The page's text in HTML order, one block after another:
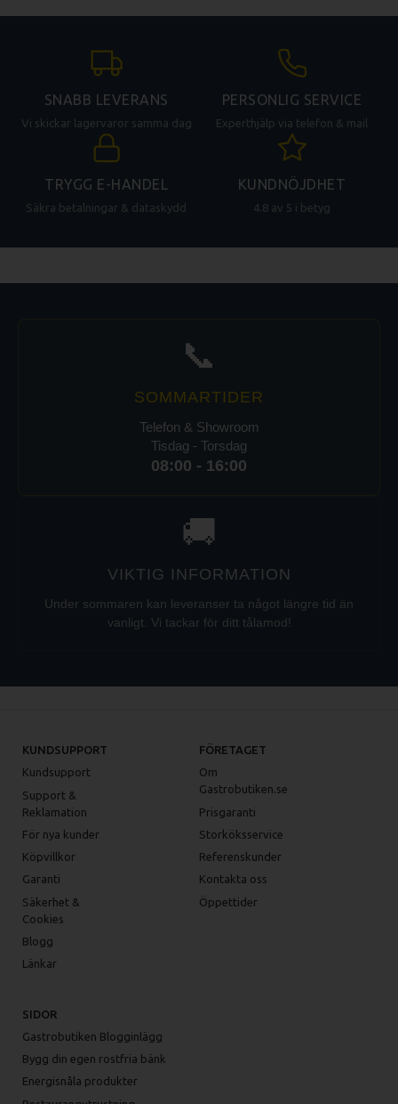
R 652 V.VSNABB LEVERANS
Vi skickar lagervaror samma dag
PERSONLIG SERVICE
Experthjälp via telefon & mail
TRYGG E-HANDEL
Säkra betalningar & dataskydd
KUNDNÖJDHET
4.8 av 5 i betyg
📞
SOMMARTIDER
Telefon & Showroom
Tisdag - Torsdag
08:00 - 16:00
🚚
VIKTIG INFORMATION
Under sommaren kan leveranser ta något längre tid än
vanligt. Vi tackar för ditt tålamod!
KUNDSUPPORT
Kundsupport
Support &
Reklamation
För nya kunder
Köpvillkor
Garanti
Säkerhet &
Cookies
Blogg
Länkar
FÖRETAGET
Om
Gastrobutiken.se
Prisgaranti
Storköksservice
Referenskunder
Kontakta oss
Öppettider
SIDOR
Gastrobutiken Blogginlägg
Bygg din egen rostfria bänk
Energisnåla produkter